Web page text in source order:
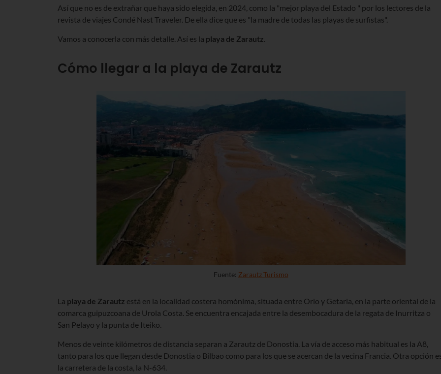
Así que no es de extrañar que haya sido elegida, en 2024, como la "mejor playa del Estado " por los lectores de la
revista de viajes Condé Nast Traveler. De ella dice que es "la madre de todas las playas de surfistas".
Vamos a conocerla con más detalle. Así es la playa de Zarautz.
Cómo llegar a la playa de Zarautz
Fuente: Zarautz Turismo
La playa de Zarautz está en la localidad costera homónima, situada entre Orio y Getaria, en la parte oriental de la
comarca guipuzcoana de Urola Costa. Se encuentra encajada entre la desembocadura de la regata de Inurritza o
San Pelayo y la punta de Iteiko.
Menos de veinte kilómetros de distancia separan a Zarautz de Donostia. La vía de acceso más habitual es la A8,
tanto para los que llegan desde Donostia o Bilbao como para los que se acercan de la vecina Francia. Otra opción
la carretera de la costa, la N-634.